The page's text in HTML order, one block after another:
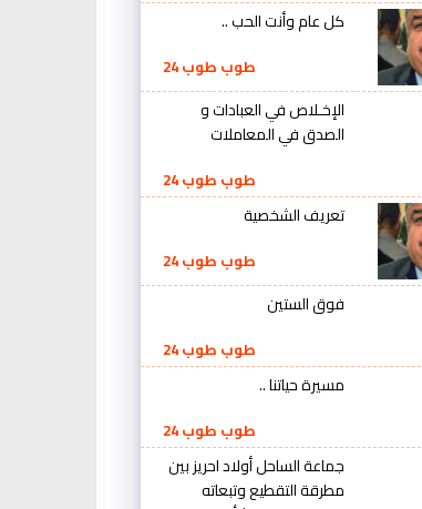
كل عام وأنت الحب ..
طوب طوب 24
الإخـلاص في العبادات و
الصدق في المعاملات
طوب طوب 24
تعريف الشخصية
طوب طوب 24
فوق الستين
طوب طوب 24
مسيرة حياتنا ..
طوب طوب 24
جماعة الساحل أولاد احريز بين
مطرقة التقطيع وتبعاته